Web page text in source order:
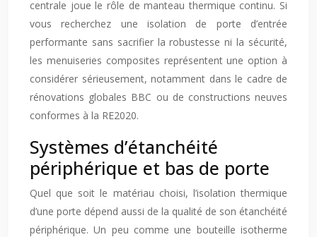
centrale joue le rôle de manteau thermique continu. Si
vous recherchez une isolation de porte d’entrée
performante sans sacrifier la robustesse ni la sécurité,
les menuiseries composites représentent une option à
considérer sérieusement, notamment dans le cadre de
rénovations globales BBC ou de constructions neuves
conformes à la RE2020.
Systèmes d’étanchéité
périphérique et bas de porte
Quel que soit le matériau choisi, l’isolation thermique
d’une porte dépend aussi de la qualité de son étanchéité
périphérique. Un peu comme une bouteille isotherme